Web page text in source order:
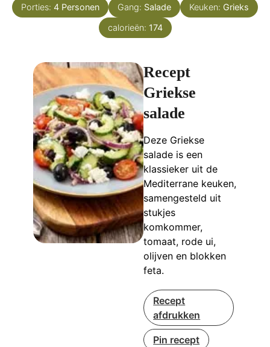
Porties: 4 Personen Gang: Salade Keuken: Grieks
calorieën: 174
Recept
Griekse
salade
Deze Griekse
salade is een
klassieker uit de
Mediterrane keuken,
samengesteld uit
stukjes
komkommer,
tomaat, rode ui,
olijven en blokken
feta.
Recept
afdrukken
Pin recept